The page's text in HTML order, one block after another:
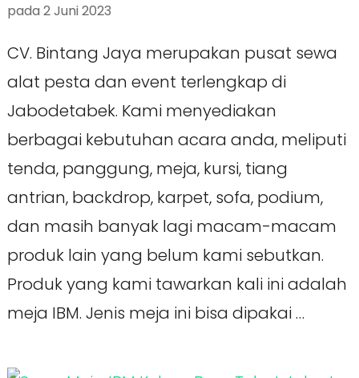
pada 2 Juni 2023
CV. Bintang Jaya merupakan pusat sewa
alat pesta dan event terlengkap di
Jabodetabek. Kami menyediakan
berbagai kebutuhan acara anda, meliputi
tenda, panggung, meja, kursi, tiang
antrian, backdrop, karpet, sofa, podium,
dan masih banyak lagi macam-macam
produk lain yang belum kami sebutkan.
Produk yang kami tawarkan kali ini adalah
meja IBM. Jenis meja ini bisa dipakai …